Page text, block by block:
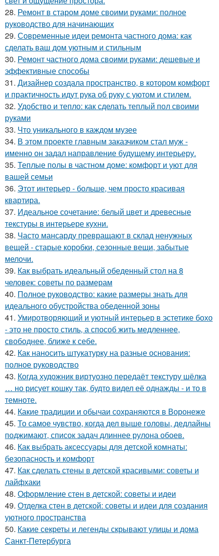
28. Ремонт в старом доме своими руками: полное
руководство для начинающих
29. Современные идеи ремонта частного дома: как
сделать ваш дом уютным и стильным
30. Ремонт частного дома своими руками: дешевые и
эффективные способы
31. Дизайнер создала пространство, в котором комфорт
и практичность идут рука об руку с уютом и стилем.
32. Удобство и тепло: как сделать теплый пол своими
руками
33. Что уникального в каждом музее
34. В этом проекте главным заказчиком стал муж -
именно он задал направление будущему интерьеру.
35. Теплые полы в частном доме: комфорт и уют для
вашей семьи
36. Этот интерьер - больше, чем просто красивая
квартира.
37. Идеальное сочетание: белый цвет и древесные
текстуры в интерьере кухни.
38. Часто мансарду превращают в склад ненужных
вещей - старые коробки, сезонные вещи, забытые
мелочи.
39. Как выбрать идеальный обеденный стол на 8
человек: советы по размерам
40. Полное руководство: какие размеры знать для
идеального обустройства обеденной зоны
41. Умиротворяющий и уютный интерьер в эстетике бохо
- это не просто стиль, а способ жить медленнее,
свободнее, ближе к себе.
42. Как наносить штукатурку на разные основания:
полное руководство
43. Когда художник виртуозно передаёт текстуру шёлка
… но рисует кошку так, будто видел её однажды - и то в
темноте.
44. Какие традиции и обычаи сохраняются в Воронеже
45. То самое чувство, когда дел выше головы, дедлайны
поджимают, список задач длиннее рулона обоев.
46. Как выбрать аксессуары для детской комнаты:
безопасность и комфорт
47. Как сделать стены в детской красивыми: советы и
лайфхаки
48. Оформление стен в детской: советы и идеи
49. Отделка стен в детской: советы и идеи для создания
уютного пространства
50. Какие секреты и легенды скрывают улицы и дома
Санкт-Петербурга